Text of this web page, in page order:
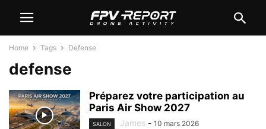
Home Tags Defense
defense
Préparez votre participation au
Paris Air Show 2027
SALON James - 10 mars 2026